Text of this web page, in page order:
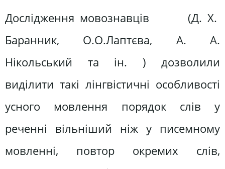
Дослідження мовознавців (Д. Х.
Баранник, О.О.Лаптєва, А. А.
Нікольський та ін. ) дозволили
виділити такі лінгвістичні особливості
усного мовлення порядок слів у
реченні вільніший ніж у писемному
мовленні, повтор окремих слів,